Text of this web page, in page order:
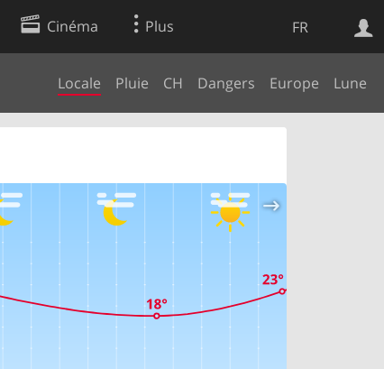
FR
Cinéma Plus
Locale Pluie CH Dangers Europe Lune
Web